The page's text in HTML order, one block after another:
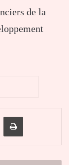
de la
Partager par email Imprimer